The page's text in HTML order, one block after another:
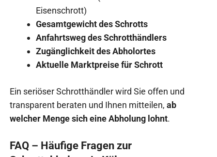
Eisenschrott)
Gesamtgewicht des Schrotts
Anfahrtsweg des Schrotthändlers
Zugänglichkeit des Abholortes
Aktuelle Marktpreise für Schrott
Ein seriöser Schrotthändler wird Sie offen und
transparent beraten und Ihnen mitteilen, ab
welcher Menge sich eine Abholung lohnt.
FAQ – Häufige Fragen zur